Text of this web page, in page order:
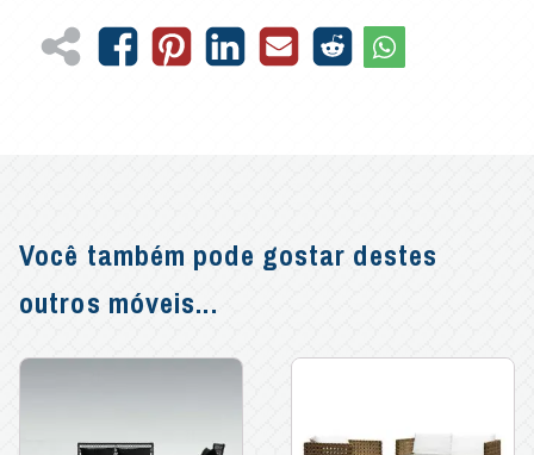
Você também pode gostar destes
outros móveis...